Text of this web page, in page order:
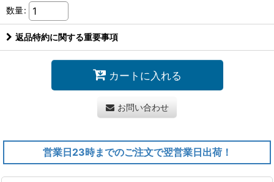
数量:
返品特約に関する重要事項
カートに入れる
お問い合わせ
営業日23時までのご注文で翌営業日出荷！